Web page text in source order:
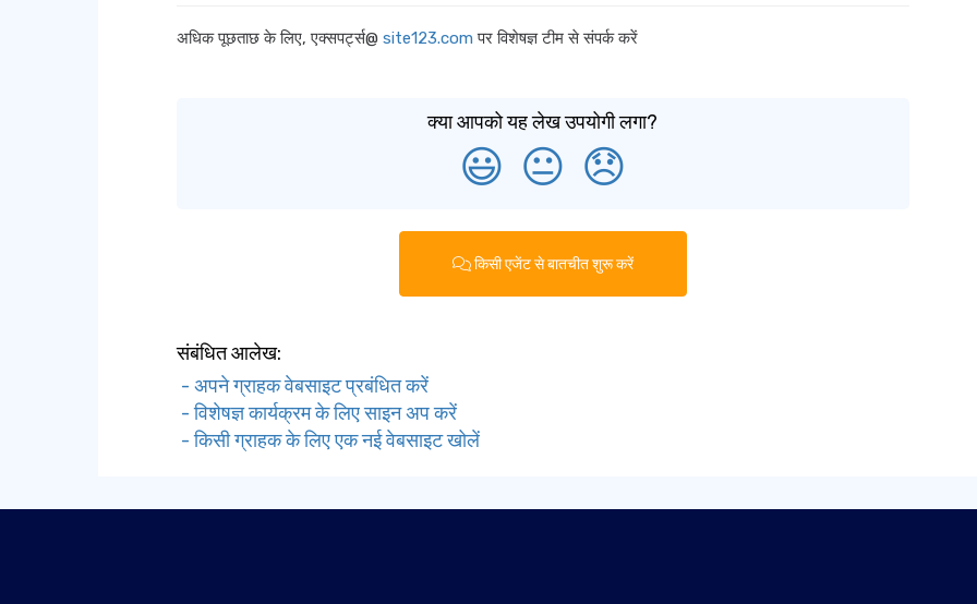
अधिक पूछताछ के लिए, एक्सपर्ट्स@ site123.com पर विशेषज्ञ टीम से संपर्क करें
क्या आपको यह लेख उपयोगी लगा?
😃 😐 😞
किसी एजेंट से बातचीत शुरू करें
संबंधित आलेख:
- अपने ग्राहक वेबसाइट प्रबंधित करें
- विशेषज्ञ कार्यक्रम के लिए साइन अप करें
- किसी ग्राहक के लिए एक नई वेबसाइट खोलें